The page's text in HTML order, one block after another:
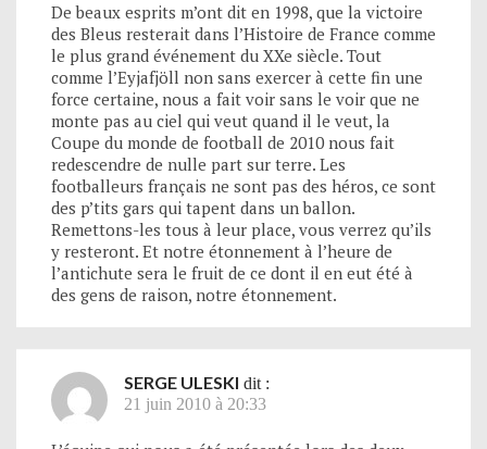
De beaux esprits m’ont dit en 1998, que la victoire
des Bleus resterait dans l’Histoire de France comme
le plus grand événement du XXe siècle. Tout
comme l’Eyjafjöll non sans exercer à cette fin une
force certaine, nous a fait voir sans le voir que ne
monte pas au ciel qui veut quand il le veut, la
Coupe du monde de football de 2010 nous fait
redescendre de nulle part sur terre. Les
footballeurs français ne sont pas des héros, ce sont
des p’tits gars qui tapent dans un ballon.
Remettons-les tous à leur place, vous verrez qu’ils
y resteront. Et notre étonnement à l’heure de
l’antichute sera le fruit de ce dont il en eut été à
des gens de raison, notre étonnement.
SERGE ULESKI dit :
21 juin 2010 à 20:33